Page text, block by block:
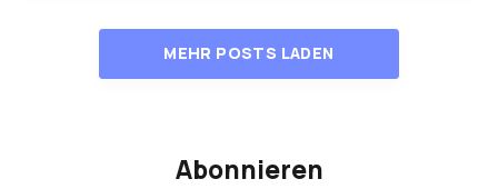
MEHR POSTS LADEN
Abonnieren